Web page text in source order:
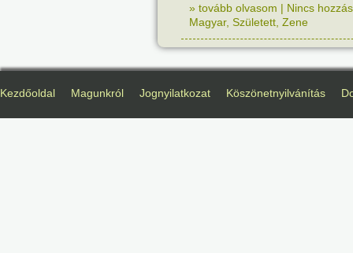
» tovább olvasom | Nincs
Magyar, Született Zene
Kezdőoldal Magunkról Jognyilatkozat Köszönetnyilvánítás